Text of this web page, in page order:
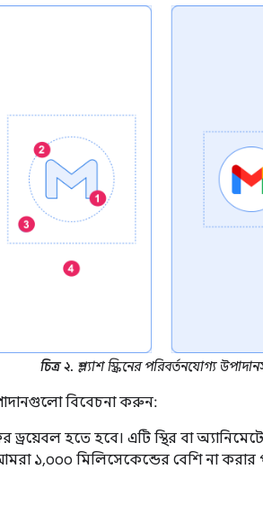
চিত্র ২. স্প্ল্যাশ স্ক্রিনের পরিবর্তনযোগ্য
বিবেচনা করুন:
ড্রয়েবল হতে হবে। এটি স্থির বা
১,০০০ মিলিসেকেন্ডের বেশি না